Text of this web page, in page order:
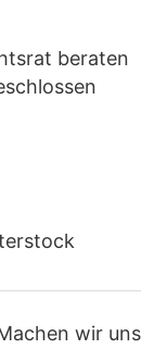
beraten
wir uns